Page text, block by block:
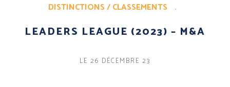
DISTINCTIONS / CLASSEMENTS .
LEADERS LEAGUE (2023) – M&A
LE 26 DÉCEMBRE 23